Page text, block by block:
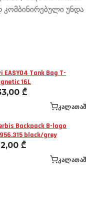
კომბინირებული უნდა
EASY04 Tank Bag T-
16L
₾
Backpack B-logo
black/grey
₾